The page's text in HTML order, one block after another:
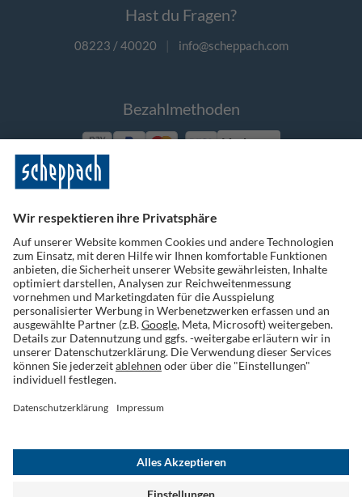
Hast du Fragen?
08223 / 40020 | info@scheppach.com
Bezahlmethoden
Vorkasse
Folge uns auf Social Media
Widerruf einreichen